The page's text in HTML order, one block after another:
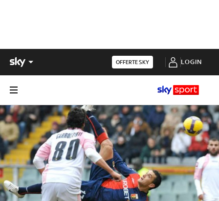
OFFERTE SKY LOGIN